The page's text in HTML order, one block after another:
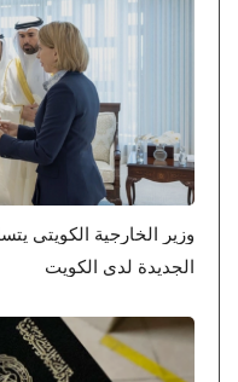
وزير الخارجية الكويتي
الجديدة لدى الكويت